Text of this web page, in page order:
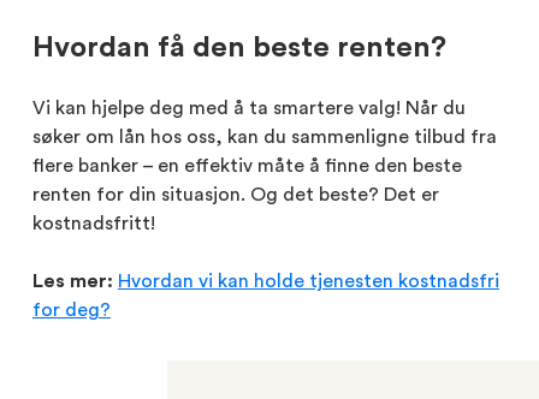
Hvordan få den beste renten?
Vi kan hjelpe deg med å ta smartere valg! Når du
søker om lån hos oss, kan du sammenligne tilbud fra
flere banker – en effektiv måte å finne den beste
renten for din situasjon. Og det beste? Det er
kostnadsfritt!
Les mer: Hvordan vi kan holde tjenesten kostnadsfri
for deg?